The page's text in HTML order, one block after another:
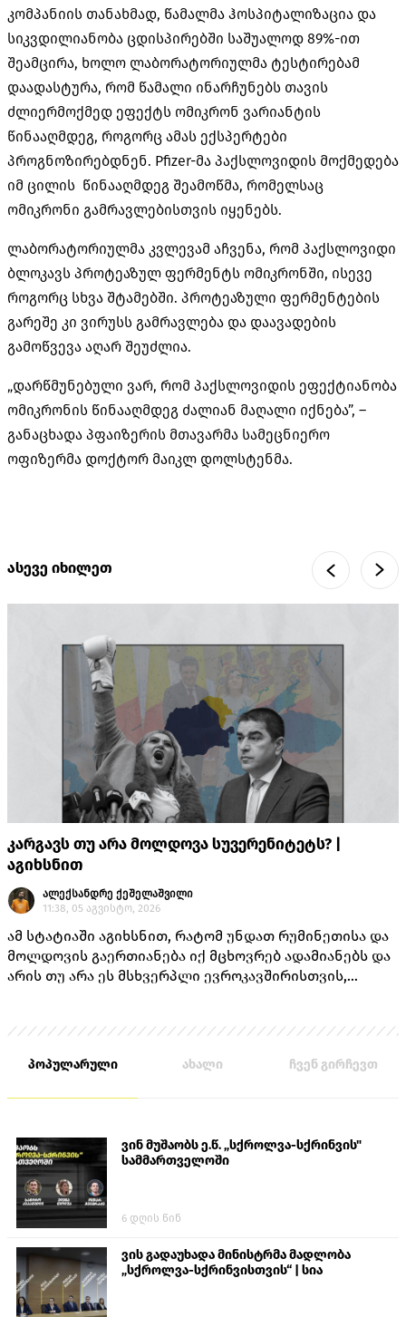
კომპანიის თანახმად, წამალმა ჰოსპიტალიზაცია და
სიკვდილიანობა ცდისპირებში საშუალოდ 89%-ით
შეამცირა, ხოლო ლაბორატორიულმა ტესტირებამ
დაადასტურა, რომ წამალი ინარჩუნებს თავის
ძლიერმოქმედ ეფექტს ომიკრონ ვარიანტის
წინააღმდეგ, როგორც ამას ექსპერტები
პროგნოზირებდნენ. Pfizer-მა პაქსლოვიდის მოქმედება
იმ ცილის წინააღმდეგ შეამოწმა, რომელსაც
ომიკრონი გამრავლებისთვის იყენებს.
ლაბორატორიულმა კვლევამ აჩვენა, რომ პაქსლოვიდი
ბლოკავს პროტეაზულ ფერმენტს ომიკრონში, ისევე
როგორც სხვა შტამებში. პროტეაზული ფერმენტების
გარეშე კი ვირუსს გამრავლება და დაავადების
გამოწვევა აღარ შეუძლია.
„დარწმუნებული ვარ, რომ პაქსლოვიდის ეფექტიანობა
ომიკრონის წინააღმდეგ ძალიან მაღალი იქნება”, –
განაცხადა პფაიზერის მთავარმა სამეცნიერო
ოფიზერმა დოქტორ მაიკლ დოლსტენმა.
ასევე იხილეთ
კარგავს თუ არა მოლდოვა სუვერენიტეტს? |
აგიხსნით
ალექსანდრე ქეშელაშვილი
11:38, 05 აგვისტო, 2026
ამ სტატიაში აგიხსნით, რატომ უნდათ რუმინეთისა და
მოლდოვის გაერთიანება იქ მცხოვრებ ადამიანებს და
არის თუ არა ეს მსხვერპლი ევროკავშირისთვის,
პოპულარული ახალი ჩვენ გირჩევთ
ვინ მუშაობს ე.წ. „სქროლვა-სქრინვის"
სამმართველოში
6 დღის წინ
ვის გადაუხადა მინისტრმა მადლობა
„სქროლვა-სქრინვისთვის“ | სია